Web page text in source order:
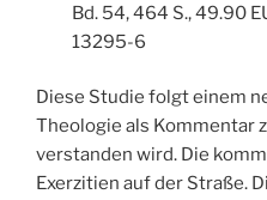
Bd. 54, 464 S., 49.90
13295-6
Diese Studie folgt einem
Theologie als Kommentar
verstanden wird. Die
Exerzitien auf der Straße.